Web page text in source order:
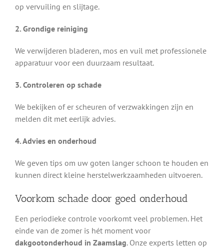
op vervuiling en slijtage.
2. Grondige reiniging
We verwijderen bladeren, mos en vuil met professionele
apparatuur voor een duurzaam resultaat.
3. Controleren op schade
We bekijken of er scheuren of verzwakkingen zijn en
melden dit met eerlijk advies.
4. Advies en onderhoud
We geven tips om uw goten langer schoon te houden en
kunnen direct kleine herstelwerkzaamheden uitvoeren.
Voorkom schade door goed onderhoud
Een periodieke controle voorkomt veel problemen. Het
einde van de zomer is hét moment voor
dakgootonderhoud in Zaamslag. Onze experts letten op